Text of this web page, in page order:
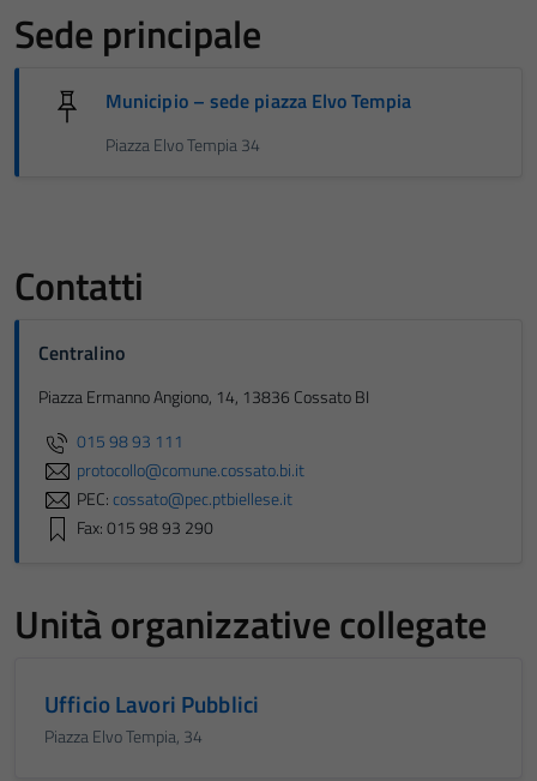
Sede principale
Municipio – sede piazza Elvo Tempia
Piazza Elvo Tempia 34
Contatti
Centralino
Piazza Ermanno Angiono, 14, 13836 Cossato BI
015 98 93 111
protocollo@comune.cossato.bi.it
PEC:cossato@pec.ptbiellese.it
Fax: 015 98 93 290
Unità organizzative collegate
Ufficio Lavori Pubblici
Piazza Elvo Tempia, 34